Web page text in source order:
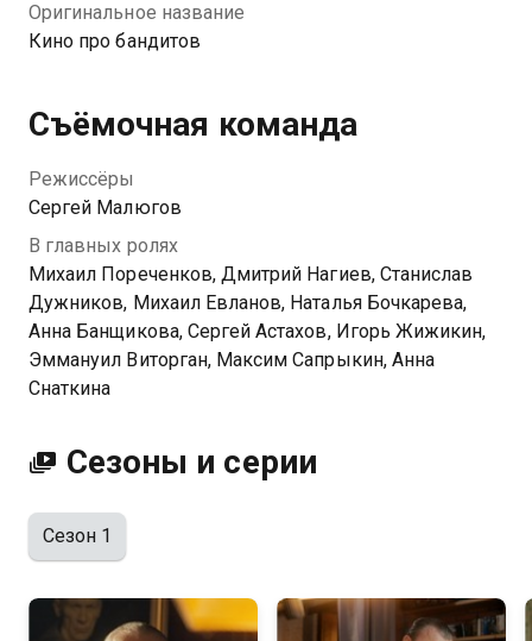
хочет снять о ней фильм и уже написал сценарий. Он
уверен, что его кино про бандитов будет
кинопроизводства. Вот только методы работы у них
Оригинальное название
Кино про бандитов
Съёмочная команда
Режиссёры
Сергей Малюгов
В главных ролях
Михаил Пореченков, Дмитрий Нагиев, Станислав
Дужников, Михаил Евланов, Наталья Бочкарева,
Анна Банщикова, Сергей Астахов, Игорь Жижикин,
Эммануил Виторган, Максим Сапрыкин, Анна
Снаткина
Сезоны и серии
Сезон 1